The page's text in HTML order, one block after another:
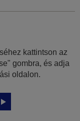
kattintson az
gombra, és adja
oldalon.